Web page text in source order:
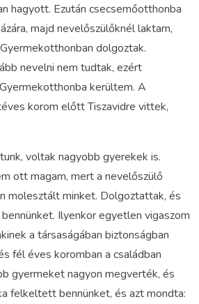
hagyott. Ezután csecsemőotthonba
majd nevelőszülőknél laktam,
dolgoztak.
nevelni nem tudtak, ezért
kerültem. A
korom előtt Tiszavidre vittek,
voltak nagyobb gyerekek is.
ott magam, mert a nevelőszülő
molesztált minket. Dolgoztattak, és
Ilyenkor egyetlen vigaszom
a társaságában biztonságban
fél éves koromban a családban
gyermeket nagyon megverték, és
felkeltett bennünket, és azt mondta: